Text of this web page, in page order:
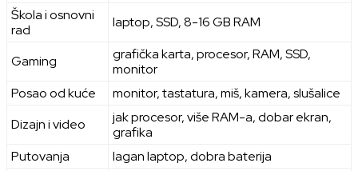
Škola i osnovni
rad
laptop, SSD, 8-16 GB RAM
Gaming
grafička karta, procesor, RAM, SSD,
monitor
Posao od kuće
monitor, tastatura, miš, kamera, slušalice
Dizajn i video
jak procesor, više RAM-a, dobar ekran,
grafika
Putovanja
lagan laptop, dobra baterija